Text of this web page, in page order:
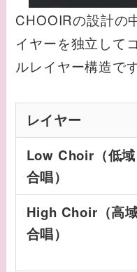
CHOOIRの設計の
イヤーを独立して
ルレイヤー構造です
レイヤー
Low Choir（低域
合唱）
High Choir（高
合唱）